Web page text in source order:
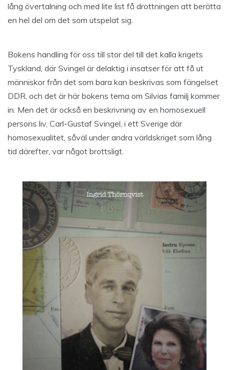
lång övertalning och med lite list få drottningen att berätta
en hel del om det som utspelat sig.
Bokens handling för oss till stor del till det kalla krigets
Tyskland, där Svingel är delaktig i insatser för att få ut
människor från det som bara kan beskrivas som fängelset
DDR, och det är här bokens tema om Silvias familj kommer
in. Men det är också en beskrivning av en homosexuell
persons liv, Carl-Gustaf Svingel, i ett Sverige där
homosexualitet, såväl under andra världskriget som lång
tid därefter, var något brottsligt.